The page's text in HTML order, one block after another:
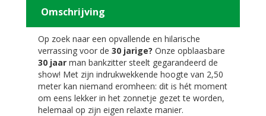
Omschrijving
Op zoek naar een opvallende en hilarische
verrassing voor de 30 jarige? Onze opblaasbare
30 jaar man bankzitter steelt gegarandeerd de
show! Met zijn indrukwekkende hoogte van 2,50
meter kan niemand eromheen: dit is hét moment
om eens lekker in het zonnetje gezet te worden,
helemaal op zijn eigen relaxte manier.